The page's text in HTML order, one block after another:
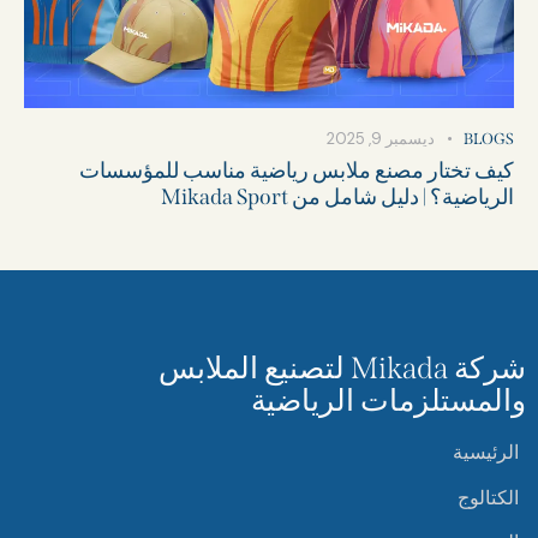
BLOGS ديسمبر 9, 2025
كيف تختار مصنع ملابس رياضية مناسب للمؤسسات
الرياضية؟ | دليل شامل من Mikada Sport
شركة Mikada لتصنيع الملابس
والمستلزمات الرياضية
الرئيسية
الكتالوج